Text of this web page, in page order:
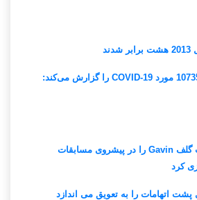
(اورژانس) کره جنوبی 10735 مورد COVID-19 را گزارش می‌کند:
کاستور هلدینگ تجهیزات گلف Gavin را در پیشروی مسابقات